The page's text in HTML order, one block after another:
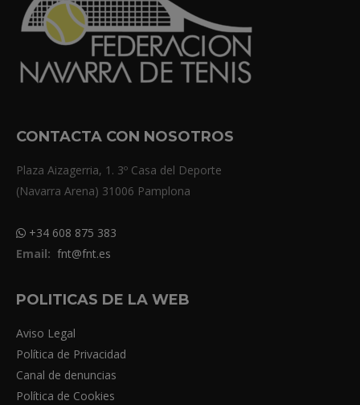
CONTACTA CON NOSOTROS
Plaza Aizagerria, 1. 3º Casa del Deporte
(Navarra Arena) 31006 Pamplona
+34 608 875 383
Email: fnt@fnt.es
POLITICAS DE LA WEB
Aviso Legal
Política de Privacidad
Canal de denuncias
Política de Cookies